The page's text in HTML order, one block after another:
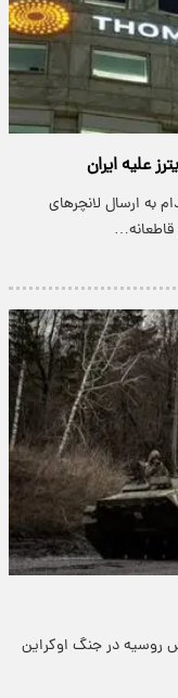
به ارسال لانچرهای
روسیه در جنگ اوکراین